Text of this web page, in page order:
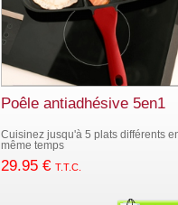
Poêle antiadhésive 5en1
Cuisinez jusqu'à 5 plats différents
même temps
29.95 € T.T.C.